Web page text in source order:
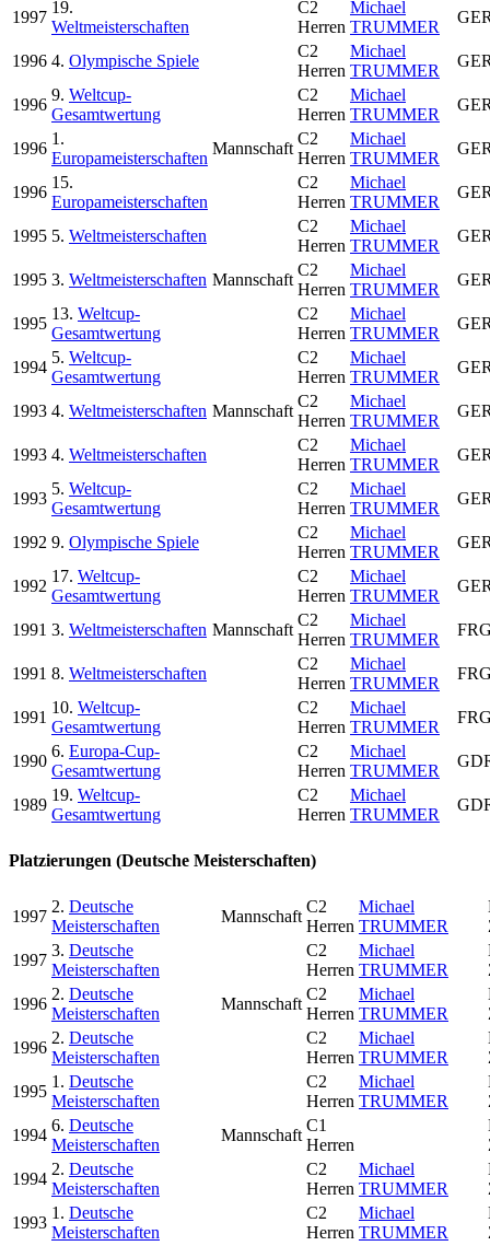
1997
19.
Weltmeisterschaften
C2
Herren
Michael
TRUMMER
1996 4. Olympische Spiele
C2
Herren
Michael
TRUMMER
1996
9. Weltcup-
Gesamtwertung
C2
Herren
Michael
TRUMMER
1996
1.
Europameisterschaften
Mannschaft
C2
Herren
Michael
TRUMMER
1996
15.
Europameisterschaften
C2
Herren
Michael
TRUMMER
1995 5. Weltmeisterschaften
C2
Herren
Michael
TRUMMER
1995 3. Weltmeisterschaften Mannschaft
C2
Herren
Michael
TRUMMER
1995
13. Weltcup-
Gesamtwertung
C2
Herren
Michael
TRUMMER
1994
5. Weltcup-
Gesamtwertung
C2
Herren
Michael
TRUMMER
1993 4. Weltmeisterschaften Mannschaft
C2
Herren
Michael
TRUMMER
1993 4. Weltmeisterschaften
C2
Herren
Michael
TRUMMER
1993
5. Weltcup-
Gesamtwertung
C2
Herren
Michael
TRUMMER
1992 9. Olympische Spiele
C2
Herren
Michael
TRUMMER
1992
17. Weltcup-
Gesamtwertung
C2
Herren
Michael
TRUMMER
1991 3. Weltmeisterschaften Mannschaft
C2
Herren
Michael
TRUMMER
1991 8. Weltmeisterschaften
C2
Herren
Michael
TRUMMER
1991
10. Weltcup-
Gesamtwertung
C2
Herren
Michael
TRUMMER
1990
6. Europa-Cup-
Gesamtwertung
C2
Herren
Michael
TRUMMER
1989
19. Weltcup-
Gesamtwertung
C2
Herren
Michael
TRUMMER
Platzierungen (Deutsche Meisterschaften)
1997
2. Deutsche
Meisterschaften
Mannschaft
C2
Herren
Michael
TRUMMER
1997
3. Deutsche
Meisterschaften
C2
Herren
Michael
TRUMMER
1996
2. Deutsche
Meisterschaften
Mannschaft
C2
Herren
Michael
TRUMMER
1996
2. Deutsche
Meisterschaften
C2
Herren
Michael
TRUMMER
1995
1. Deutsche
Meisterschaften
C2
Herren
Michael
TRUMMER
1994
6. Deutsche
Meisterschaften
Mannschaft
C1
Herren
1994
2. Deutsche
Meisterschaften
C2
Herren
Michael
TRUMMER
1993
1. Deutsche
Meisterschaften
C2
Herren
Michael
TRUMMER